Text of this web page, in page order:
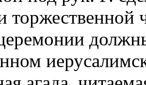
торжественной